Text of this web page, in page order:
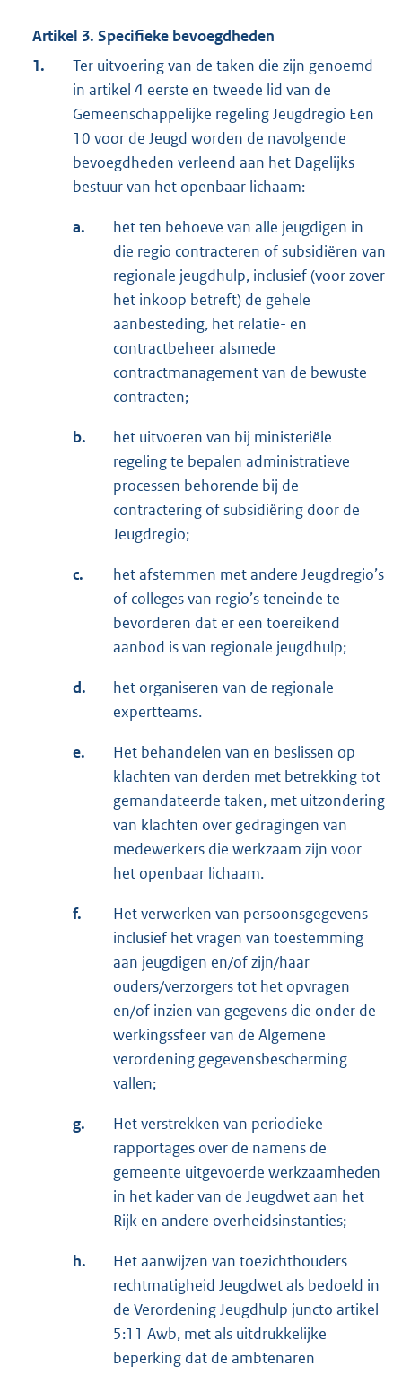
Artikel 3. Specifieke bevoegdheden
1.
Ter uitvoering van de taken die zijn genoemd
in artikel 4 eerste en tweede lid van de
Gemeenschappelijke regeling Jeugdregio Een
10 voor de Jeugd worden de navolgende
bevoegdheden verleend aan het Dagelijks
bestuur van het openbaar lichaam:
a.
het ten behoeve van alle jeugdigen in
die regio contracteren of subsidiëren van
regionale jeugdhulp, inclusief (voor zover
het inkoop betreft) de gehele
aanbesteding, het relatie- en
contractbeheer alsmede
contractmanagement van de bewuste
contracten;
b.
het uitvoeren van bij ministeriële
regeling te bepalen administratieve
processen behorende bij de
contractering of subsidiëring door de
Jeugdregio;
c.
het afstemmen met andere Jeugdregio’s
of colleges van regio’s teneinde te
bevorderen dat er een toereikend
aanbod is van regionale jeugdhulp;
d.
het organiseren van de regionale
expertteams.
e.
Het behandelen van en beslissen op
klachten van derden met betrekking tot
gemandateerde taken, met uitzondering
van klachten over gedragingen van
medewerkers die werkzaam zijn voor
het openbaar lichaam.
f.
Het verwerken van persoonsgegevens
inclusief het vragen van toestemming
aan jeugdigen en/of zijn/haar
ouders/verzorgers tot het opvragen
en/of inzien van gegevens die onder de
werkingssfeer van de Algemene
verordening gegevensbescherming
vallen;
g.
Het verstrekken van periodieke
rapportages over de namens de
gemeente uitgevoerde werkzaamheden
in het kader van de Jeugdwet aan het
Rijk en andere overheidsinstanties;
h.
Het aanwijzen van toezichthouders
rechtmatigheid Jeugdwet als bedoeld in
de Verordening Jeugdhulp juncto artikel
5:11 Awb, met als uitdrukkelijke
beperking dat de ambtenaren